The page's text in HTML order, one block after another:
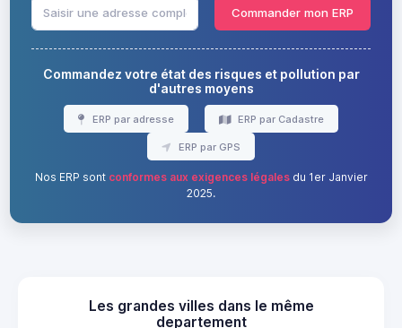
Commander mon ERP
Commandez votre état des risques et pollution par
d'autres moyens
ERP par adresse ERP par Cadastre
ERP par GPS
Nos ERP sont conformes aux exigences légalesdu 1er Janvier
2025.
Les grandes villes dans le même
departement